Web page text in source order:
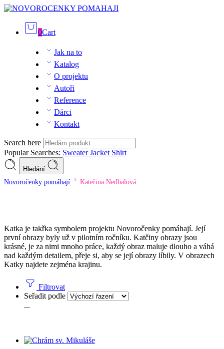
0Cart
Jak na to
Katalog
O projektu
Autoři
Reference
Dárci
Kontakt
Search here
Popular Searches: SweaterJacket Shirt
Hledání
Novoročenky pomáhají Kateřina Nedbalová
Katka je takřka symbolem projektu Novoročenky pomáhají. Její
první obrazy byly už v pilotním ročníku. Katčiny obrazy jsou
krásné, je za nimi mnoho práce, každý obraz maluje dlouho a váhá
nad každým detailem, přeje si, aby se její obrazy líbily. V obrazech
Katky najdete zejména krajinu.
Filtrovat
Seřadit podle
...